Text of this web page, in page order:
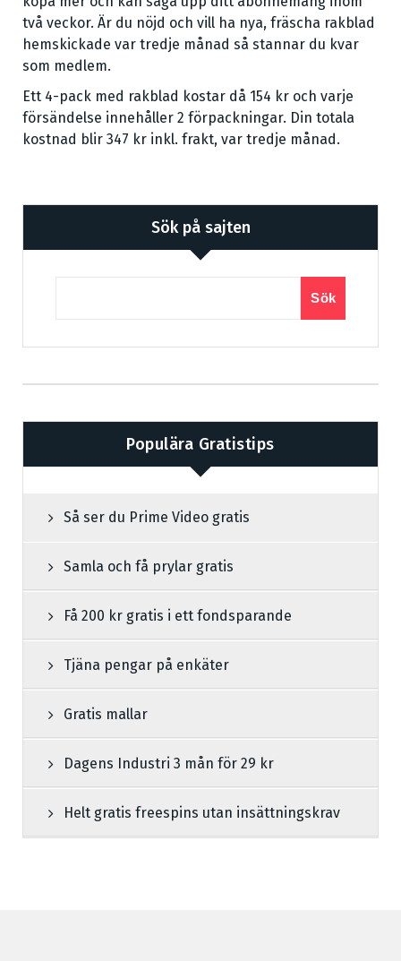
två veckor. Är du nöjd och vill ha nya, fräscha rakblad
hemskickade var tredje månad så stannar du kvar
som medlem.
Ett 4-pack med rakblad kostar då 154 kr och varje
försändelse innehåller 2 förpackningar. Din totala
kostnad blir 347 kr inkl. frakt, var tredje månad.
Sök på sajten
Sök
Populära Gratistips
Så ser du Prime Video gratis
Samla och få prylar gratis
Få 200 kr gratis i ett fondsparande
Tjäna pengar på enkäter
Gratis mallar
Dagens Industri 3 mån för 29 kr
Helt gratis freespins utan insättningskrav